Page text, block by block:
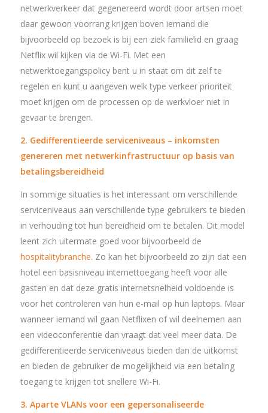
netwerkverkeer dat gegenereerd wordt door artsen moet
daar gewoon voorrang krijgen boven iemand die
bijvoorbeeld op bezoek is bij een ziek familielid en graag
Netflix wil kijken via de Wi-Fi. Met een
netwerktoegangspolicy bent u in staat om dit zelf te
regelen en kunt u aangeven welk type verkeer prioriteit
moet krijgen om de processen op de werkvloer niet in
gevaar te brengen.
2. Gedifferentieerde serviceniveaus – inkomsten
genereren met netwerkinfrastructuur op basis van
betalingsbereidheid
In sommige situaties is het interessant om verschillende
serviceniveaus aan verschillende type gebruikers te bieden
in verhouding tot hun bereidheid om te betalen. Dit model
leent zich uitermate goed voor bijvoorbeeld de
hospitalitybranche. Zo kan het bijvoorbeeld zo zijn dat een
hotel een basisniveau internettoegang heeft voor alle
gasten en dat deze gratis internetsnelheid voldoende is
voor het controleren van hun e-mail op hun laptops. Maar
wanneer iemand wil gaan Netflixen of wil deelnemen aan
een videoconferentie dan vraagt dat veel meer data. De
gedifferentieerde serviceniveaus bieden dan de uitkomst
en bieden de gebruiker de mogelijkheid via een betaling
toegang te krijgen tot snellere Wi-Fi.
3. Aparte VLANs voor een gepersonaliseerde